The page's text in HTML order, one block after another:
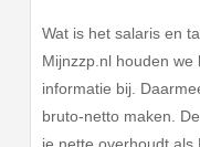
Wat is het salaris en
Mijnzzp.nl houden
informatie bij.
bruto-netto maken.